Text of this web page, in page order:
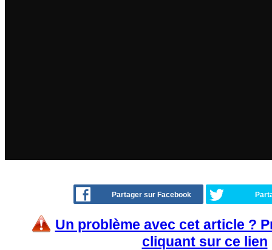
Partager sur Facebook
Un problème avec cet article ?
cliquant sur ce lien